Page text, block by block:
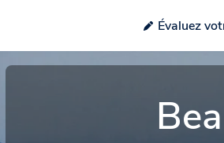
Évaluez